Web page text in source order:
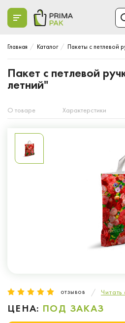
Главная Каталог Пакеты с петлевой
Пакет с петлевой
летний"
О товаре Характерстики
отзывов Читать
ЦЕНА: ПОД ЗАКАЗ